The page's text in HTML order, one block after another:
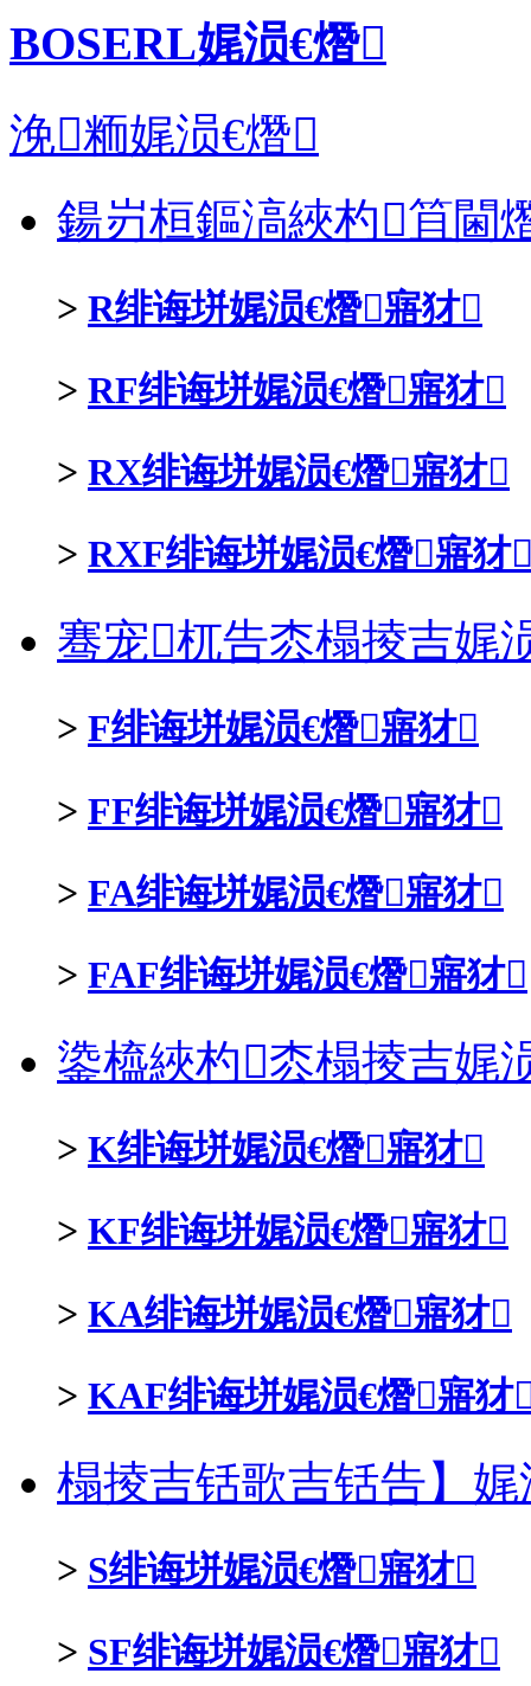
BOSERL娓涢€熸
浼粫娓涢€熸
鍚岃桓鏂滈綊杓笡閫
> R绯诲垪娓涢€熸寤犲
> RF绯诲垪娓涢€熸寤犲
> RX绯诲垪娓涢€熸寤犲
> RXF绯诲垪娓涢€熸寤犲
骞宠杌告枩榻掕吉娓
> F绯诲垪娓涢€熸寤犲
> FF绯诲垪娓涢€熸寤犲
> FA绯诲垪娓涢€熸寤犲
> FAF绯诲垪娓涢€熸寤犲
鍌橀綊杓枩榻掕吉娓
> K绯诲垪娓涢€熸寤犲
> KF绯诲垪娓涢€熸寤犲
> KA绯诲垪娓涢€熸寤犲
> KAF绯诲垪娓涢€熸寤犲
榻掕吉铦歌吉铦告】
> S绯诲垪娓涢€熸寤犲
> SF绯诲垪娓涢€熸寤犲